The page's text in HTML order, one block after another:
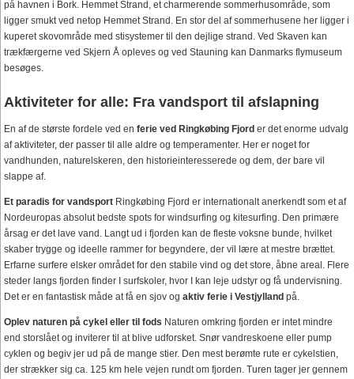
på havnen i Bork. Hemmet Strand, et charmerende sommerhusområde, som
ligger smukt ved netop Hemmet Strand. En stor del af sommerhusene her ligger i
kuperet skovområde med stisystemer til den dejlige strand. Ved Skaven kan
trækfærgerne ved Skjern Å opleves og ved Stauning kan Danmarks flymuseum
besøges.
Aktiviteter for alle: Fra vandsport til afslapning
En af de største fordele ved en ferie ved Ringkøbing Fjord er det enorme udvalg
af aktiviteter, der passer til alle aldre og temperamenter. Her er noget for
vandhunden, naturelskeren, den historieinteresserede og dem, der bare vil
slappe af.
Et paradis for vandsport Ringkøbing Fjord er internationalt anerkendt som et af
Nordeuropas absolut bedste spots for windsurfing og kitesurfing. Den primære
årsag er det lave vand. Langt ud i fjorden kan de fleste voksne bunde, hvilket
skaber trygge og ideelle rammer for begyndere, der vil lære at mestre brættet.
Erfarne surfere elsker området for den stabile vind og det store, åbne areal. Flere
steder langs fjorden finder I surfskoler, hvor I kan leje udstyr og få undervisning.
Det er en fantastisk måde at få en sjov og aktiv ferie i Vestjylland på.
Oplev naturen på cykel eller til fods Naturen omkring fjorden er intet mindre
end storslået og inviterer til at blive udforsket. Snør vandreskoene eller pump
cyklen og begiv jer ud på de mange stier. Den mest berømte rute er cykelstien,
der strækker sig ca. 125 km hele vejen rundt om fjorden. Turen tager jer gennem